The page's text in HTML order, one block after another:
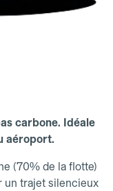
carbone. Idéale
aéroport.
(70% de la flotte)
un trajet silencieux